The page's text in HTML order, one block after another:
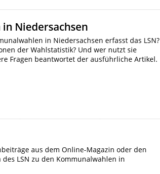
Niedersachsen
in Niedersachsen erfasst das LSN?
der Wahlstatistik? Und wer nutzt sie
Fragen beantwortet der ausführliche Artikel.
aus dem Online-Magazin oder den
LSN zu den Kommunalwahlen in